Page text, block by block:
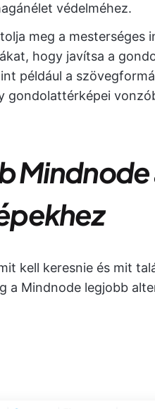
védelméhez.
meg a mesterséges
hogy javítsa a
például a
gondolattérképei
kell keresnie és mit
a Mindnode legjobb